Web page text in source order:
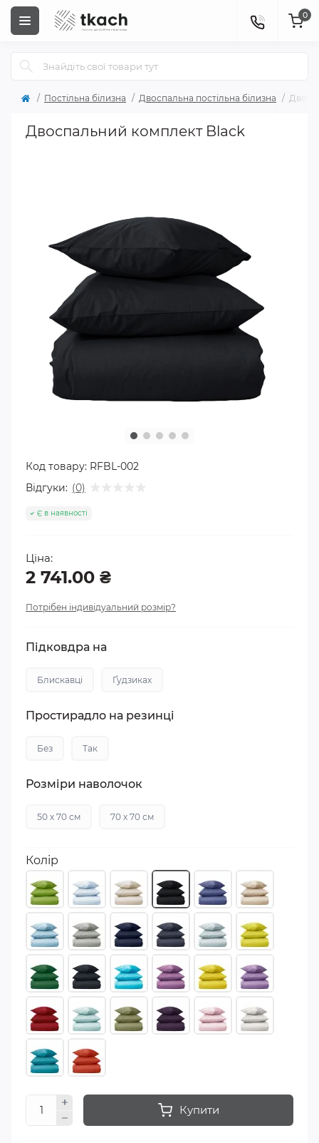
0
Постільна білизна Двоспальна постільна білизна
Двоспальний комплект Black
Код товару: RFBL-002
Відгуки: (0)
Є в наявності
Ціна:
2 741.00 ₴
Потрібен індивідуальний розмір?
Підковдра на
Блискавці Ґудзиках
Простирадло на резинці
Без Так
Розміри наволочок
50 х 70 см 70 х 70 см
Колір
Купити